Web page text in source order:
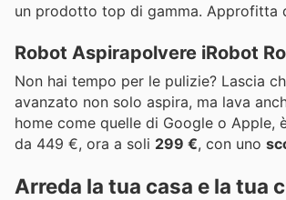
un prodotto top di gamma. Approfitta
Robot Aspirapolvere iRobot
Non hai tempo per le pulizie? Lascia
avanzato non solo aspira, ma lava
home come quelle di Google o
da 449 €, ora a soli 299 €, con uno
Arreda la tua casa e la tua